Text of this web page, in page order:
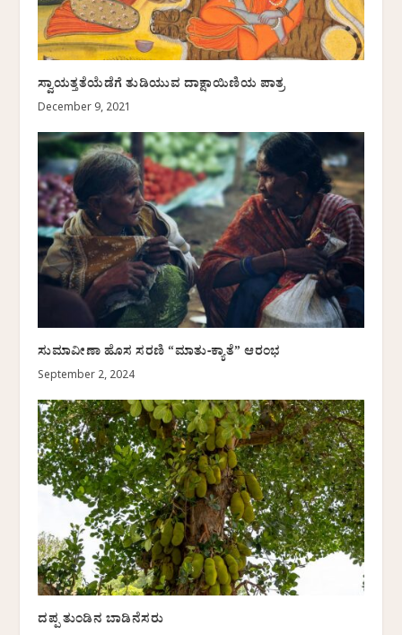
ಸ್ವಾಯತ್ತತೆಯೆಡೆಗೆ ತುಡಿಯುವ ದಾಕ್ಷಾಯಿಣಿಯ ಪಾತ್ರ
December 9, 2021
ಸುಮಾವೀಣಾ ಹೊಸ ಸರಣಿ “ಮಾತು-ಕ್ಯಾತೆ” ಆರಂಭ
September 2, 2024
ದಪ್ಪ ತುಂಡಿನ ಬಾಡಿನೆಸರು